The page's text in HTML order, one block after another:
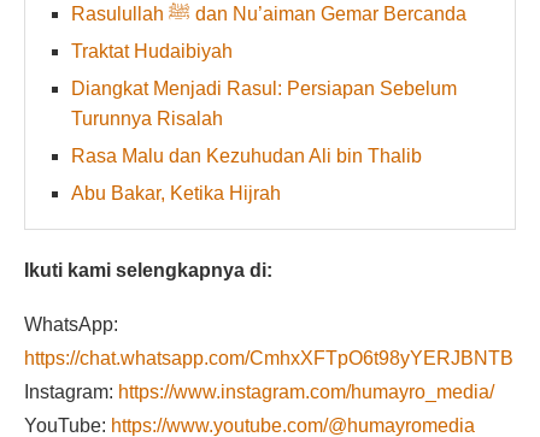
Rasulullah ﷺ dan Nu’aiman Gemar Bercanda
Traktat Hudaibiyah
Diangkat Menjadi Rasul: Persiapan Sebelum
Turunnya Risalah
Rasa Malu dan Kezuhudan Ali bin Thalib
Abu Bakar, Ketika Hijrah
Ikuti kami selengkapnya di:
WhatsApp:
https://chat.whatsapp.com/CmhxXFTpO6t98yYERJBNTB
Instagram: https://www.instagram.com/humayro_media/
YouTube: https://www.youtube.com/@humayromedia